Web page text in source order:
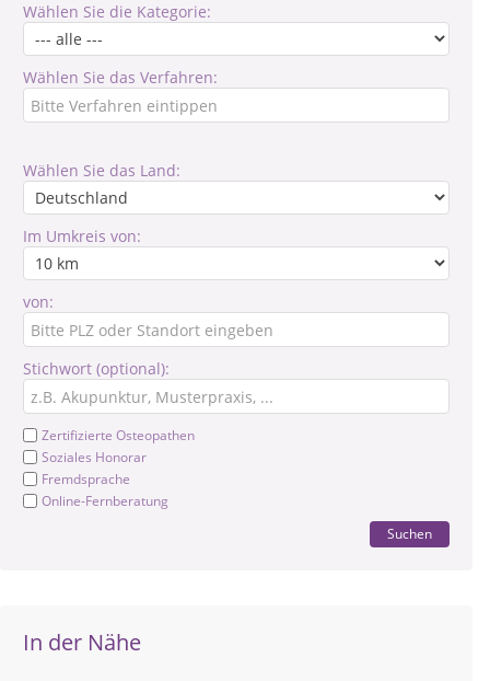
Wählen Sie die Kategorie:
Wählen Sie das Verfahren:
Wählen Sie das Land:
Im Umkreis von:
von:
Stichwort (optional):
Zertifizierte Osteopathen
Soziales Honorar
Fremdsprache
Online-Fernberatung
Suchen
In der Nähe